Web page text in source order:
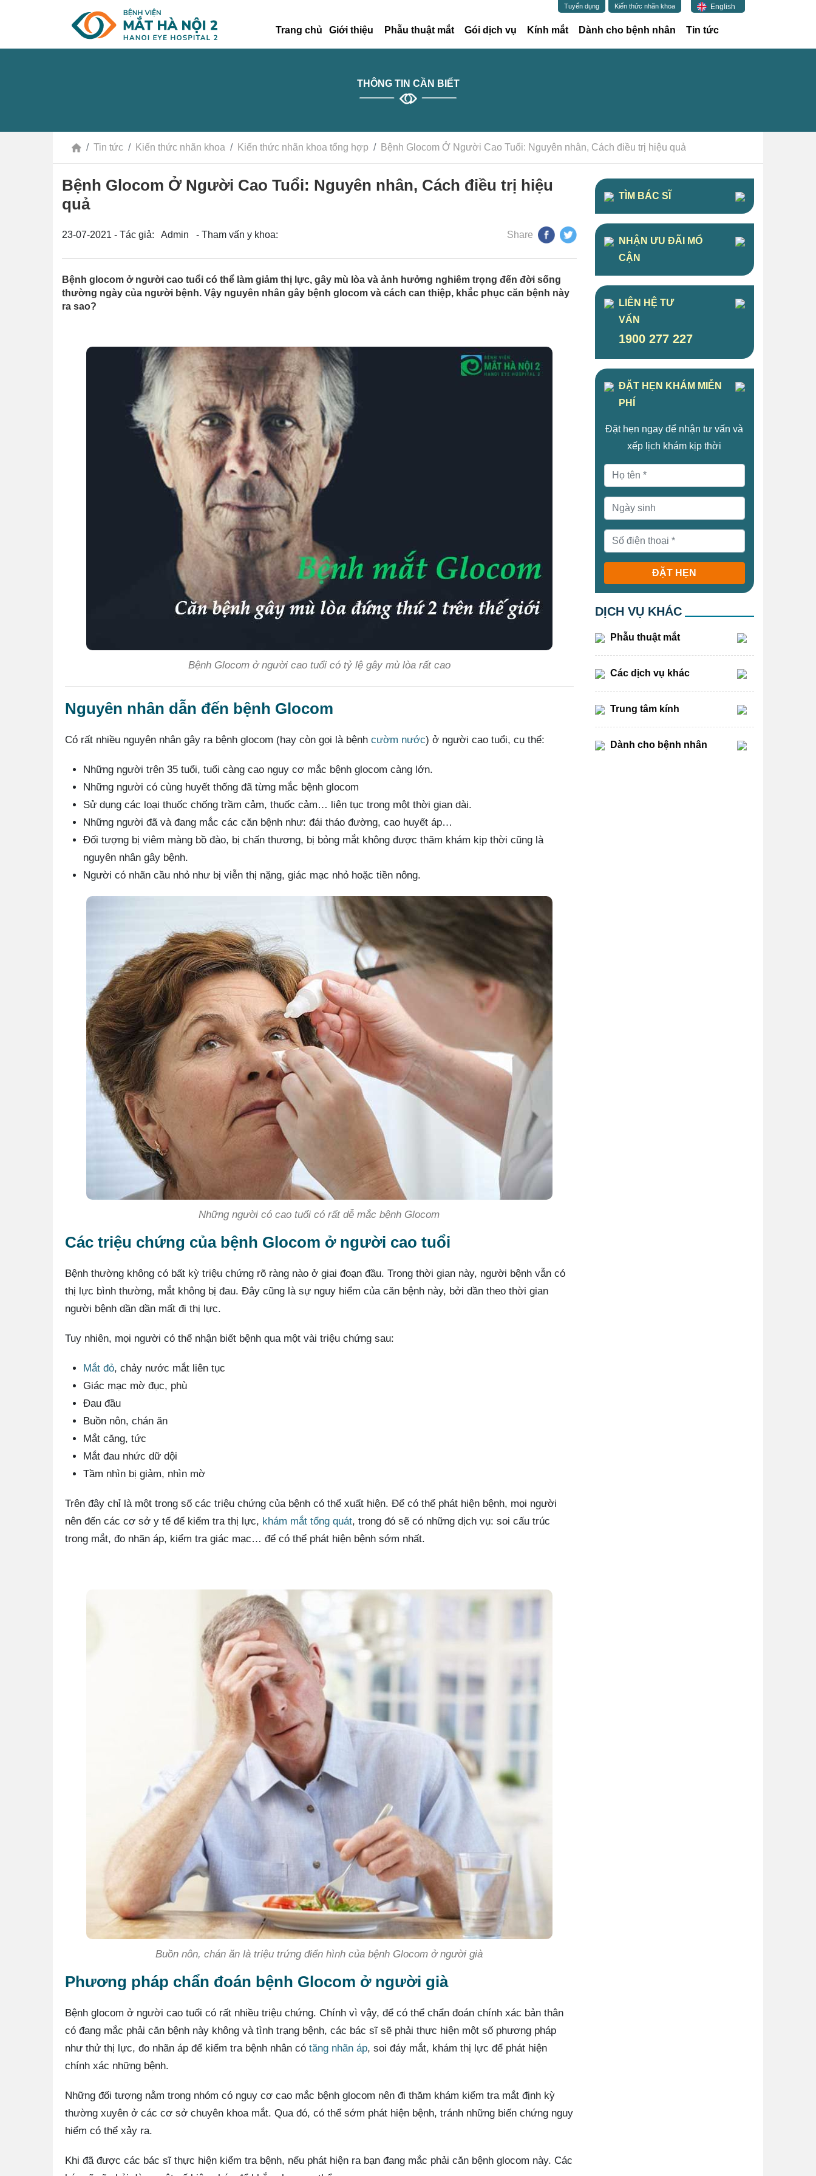
Trang chủ Giới thiệu Phẫu thuật mắt Gói dịch vụ Kính mắt Dành cho bệnh nhân Tin tức
Tuyển dụng Kiến thức nhãn khoa English
THÔNG TIN CẦN BIẾT
Tin tức Kiến thức nhãn khoa Kiến thức nhãn khoa tổng hợp Bệnh Glocom Ở Người Cao Tuổi: Nguyên nhân, Cách điều trị hiệu quả
Bệnh Glocom Ở Người Cao Tuổi: Nguyên nhân, Cách điều trị hiệu
quả
23-07-2021 - Tác giả: Admin - Tham vấn y khoa: Share
Bệnh glocom ở người cao tuổi có thể làm giảm thị lực, gây mù lòa và ảnh hưởng nghiêm trọng đến đời sống
thường ngày của người bệnh. Vậy nguyên nhân gây bệnh glocom và cách can thiệp, khắc phục căn bệnh này
ra sao?
Bệnh Glocom ở người cao tuổi có tỷ lệ gây mù lòa rất cao
Nguyên nhân dẫn đến bệnh Glocom
Có rất nhiều nguyên nhân gây ra bệnh glocom (hay còn gọi là bệnh cườm nước) ở người cao tuổi, cụ thể:
Những người trên 35 tuổi, tuổi càng cao nguy cơ mắc bệnh glocom càng lớn.
Những người có cùng huyết thống đã từng mắc bệnh glocom
Sử dụng các loại thuốc chống trầm cảm, thuốc cảm… liên tục trong một thời gian dài.
Những người đã và đang mắc các căn bệnh như: đái tháo đường, cao huyết áp…
Đối tượng bị viêm màng bồ đào, bị chấn thương, bị bỏng mắt không được thăm khám kịp thời cũng là
nguyên nhân gây bệnh.
Người có nhãn cầu nhỏ như bị viễn thị nặng, giác mạc nhỏ hoặc tiền nông.
Những người có cao tuổi có rất dễ mắc bệnh Glocom
Các triệu chứng của bệnh Glocom ở người cao tuổi
Bệnh thường không có bất kỳ triệu chứng rõ ràng nào ở giai đoạn đầu. Trong thời gian này, người bệnh vẫn có
thị lực bình thường, mắt không bị đau. Đây cũng là sự nguy hiểm của căn bệnh này, bởi dần theo thời gian
người bệnh dần dần mất đi thị lực.
Tuy nhiên, mọi người có thể nhận biết bệnh qua một vài triệu chứng sau:
Mắt đỏ, chảy nước mắt liên tục
Giác mạc mờ đục, phù
Đau đầu
Buồn nôn, chán ăn
Mắt căng, tức
Mắt đau nhức dữ dội
Tầm nhìn bị giảm, nhìn mờ
Trên đây chỉ là một trong số các triệu chứng của bệnh có thể xuất hiện. Để có thể phát hiện bệnh, mọi người
nên đến các cơ sở y tế để kiểm tra thị lực, khám mắt tổng quát, trong đó sẽ có những dịch vụ: soi cấu trúc
trong mắt, đo nhãn áp, kiểm tra giác mạc… để có thể phát hiện bệnh sớm nhất.
Buồn nôn, chán ăn là triệu trứng điển hình của bệnh Glocom ở người già
Phương pháp chẩn đoán bệnh Glocom ở người già
Bệnh glocom ở người cao tuổi có rất nhiều triệu chứng. Chính vì vậy, để có thể chẩn đoán chính xác bản thân
có đang mắc phải căn bệnh này không và tình trạng bệnh, các bác sĩ sẽ phải thực hiện một số phương pháp
như thử thị lực, đo nhãn áp để kiểm tra bệnh nhân có tăng nhãn áp, soi đáy mắt, khám thị lực để phát hiện
chính xác những bệnh.
Những đối tượng nằm trong nhóm có nguy cơ cao mắc bệnh glocom nên đi thăm khám kiểm tra mắt định kỳ
thường xuyên ở các cơ sở chuyên khoa mắt. Qua đó, có thể sớm phát hiện bệnh, tránh những biến chứng nguy
hiểm có thể xảy ra.
Khi đã được các bác sĩ thực hiện kiểm tra bệnh, nếu phát hiện ra bạn đang mắc phải căn bệnh glocom này. Các
TÌM BÁC SĨ
NHẬN ƯU ĐÃI MỔ
CẬN
LIÊN HỆ TƯ
VẤN
1900 277 227
ĐẶT HẸN KHÁM MIỄN
PHÍ
Đặt hẹn ngay để nhận tư vấn và
xếp lịch khám kịp thời
ĐẶT HẸN
DỊCH VỤ KHÁC
Phẫu thuật mắt
Các dịch vụ khác
Trung tâm kính
Dành cho bệnh nhân